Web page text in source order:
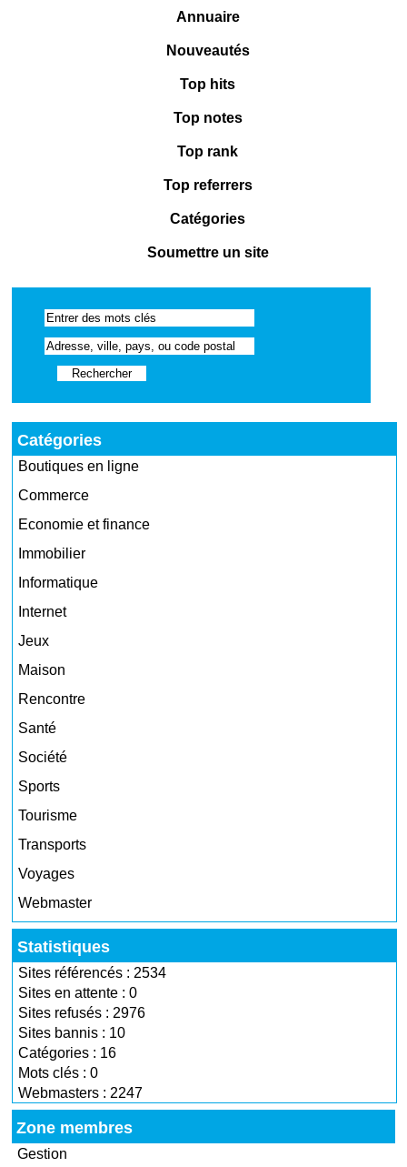
Annuaire
Nouveautés
Top hits
Top notes
Top rank
Top referrers
Catégories
Soumettre un site
Catégories
Boutiques en ligne
Commerce
Economie et finance
Immobilier
Informatique
Internet
Jeux
Maison
Rencontre
Santé
Société
Sports
Tourisme
Transports
Voyages
Webmaster
Statistiques
Sites référencés : 2534
Sites en attente : 0
Sites refusés : 2976
Sites bannis : 10
Catégories : 16
Mots clés : 0
Webmasters : 2247
Zone membres
Gestion